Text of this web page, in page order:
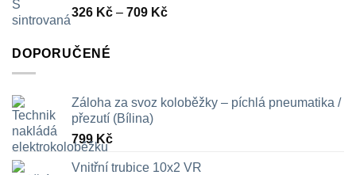
326 Kč – 709 KčRozpětí
DOPORUČENÉ
Záloha za svoz koloběžky – píchlá pneumatika /
přezutí (Bílina)
799Kč
Vnitřní trubice 10x2 VR